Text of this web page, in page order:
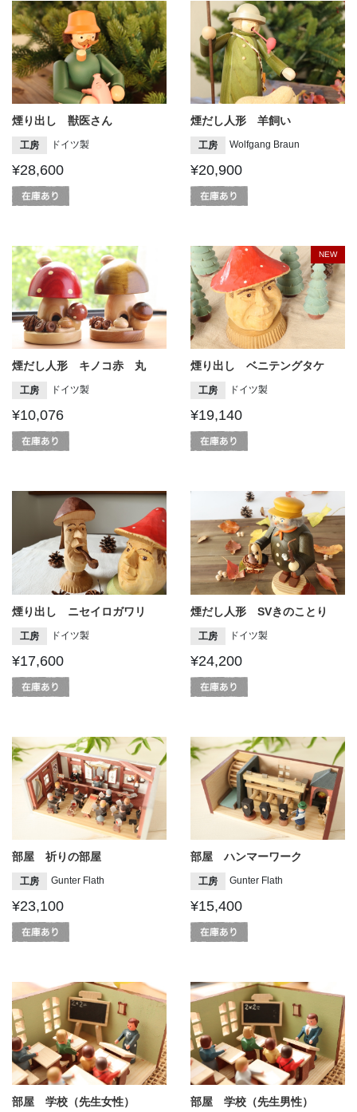
煙り出し 獣医さん
工房 ドイツ製
¥28,600
煙だし人形 羊飼い
工房 Wolfgang Braun
¥20,900
煙だし人形 キノコ赤 丸
工房 ドイツ製
¥10,076
NEW
煙り出し ベニテングタケ
工房 ドイツ製
¥19,140
煙り出し ニセイロガワリ
工房 ドイツ製
¥17,600
煙だし人形 SVきのことり
工房 ドイツ製
¥24,200
部屋 祈りの部屋
工房 Gunter Flath
¥23,100
部屋 ハンマーワーク
工房 Gunter Flath
¥15,400
部屋 学校（先生女性） 部屋 学校（先生男性）